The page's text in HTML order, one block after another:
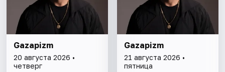
Gazapizm
20 августа 2026 •
четверг
Gazapizm
21 августа 2026 •
пятница